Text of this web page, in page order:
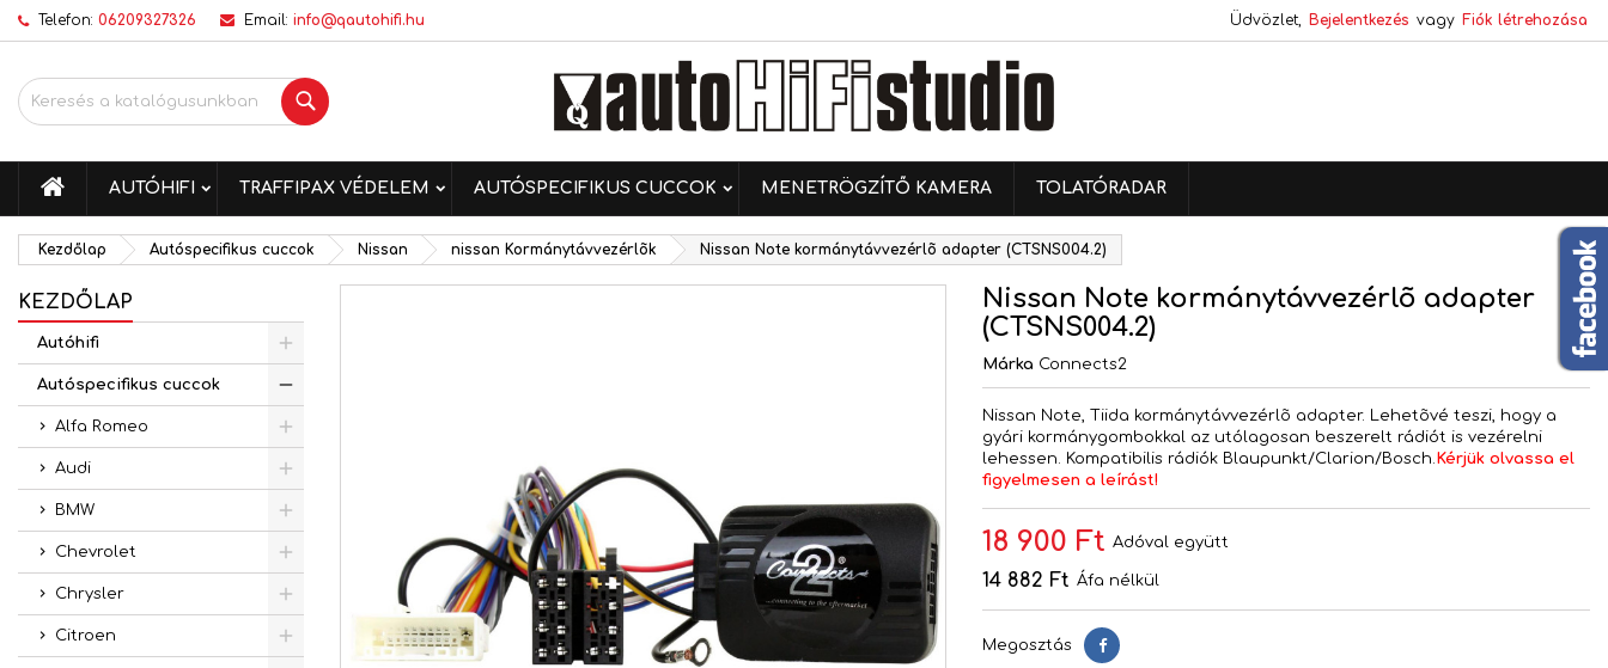
Telefon: 06209327326 Email: info@qautohifi.hu Üdvözlet, Bejelentkezés vagy Fiók létrehozása
Keresés
KEZDŐLAP
AUTÓHIFI TRAFFIPAX VÉDELEM AUTÓSPECIFIKUS CUCCOK MENETRÖGZÍTŐ KAMERA TOLATÓRADAR
Kezdőlap Autóspecifikus cuccok Nissan nissan Kormánytávvezérlõk Nissan Note kormánytávvezérlõ adapter (CTSNS004.2)
KEZDŐLAP
Autóhifi
Autóspecifikus cuccok
Alfa Romeo
Audi
BMW
Chevrolet
Chrysler
Citroen
Nissan Note kormánytávvezérlõ adapter
(CTSNS004.2)
Márka Connects2
Nissan Note, Tiida kormánytávvezérlõ adapter. Lehetõvé teszi, hogy a
gyári kormánygombokkal az utólagosan beszerelt rádiót is vezérelni
lehessen. Kompatibilis rádiók Blaupunkt/Clarion/Bosch. Kérjük olvassa el
figyelmesen a leírást!
18 900 Ft Adóval együtt
14 882 Ft Áfa nélkül
Megosztás Megosztás
Kívánságlistáim
Új lista létrehozása
Kívánságlista létrehozása
Mégsem Kívánságlista létrehozása
Bejelentkezés
Be kell jelentkezned a termékek kívánságlistába történő